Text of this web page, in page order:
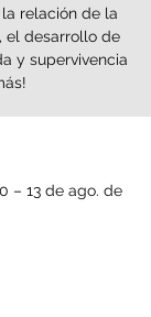
relación de la
el desarrollo de
y supervivencia
– 13 de ago. de